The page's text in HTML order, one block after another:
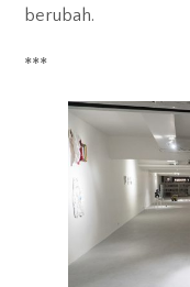
berubah.
***